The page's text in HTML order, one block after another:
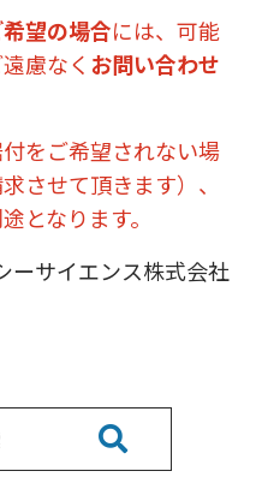
望の場合には、可能
慮なく お問い合わせ
をご希望されない場
させて頂きます）、
となります。
ーサイエンス株式会社